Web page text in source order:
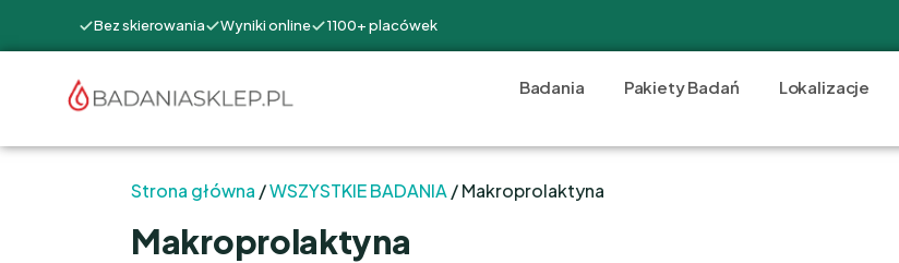
Bez skierowania Wyniki online 1100+ placówek
Badania Pakiety Badań Lokalizacje
Strona główna /WSZYSTKIE BADANIA / Makroprolaktyna
Makroprolaktyna